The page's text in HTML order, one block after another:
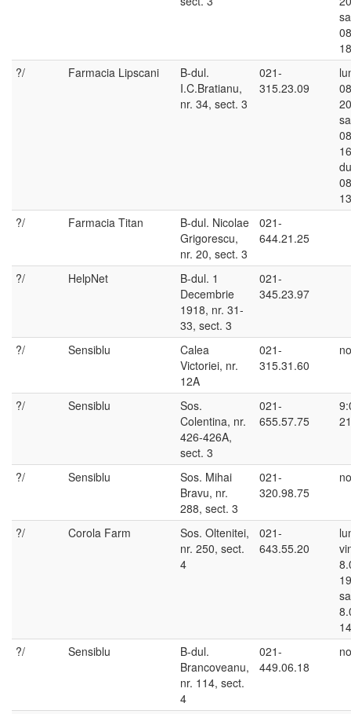
?/
Farmacia Lipscani
B-dul.
I.C.Bratianu,
nr. 34, sect. 3
021-
315.23.09
?/
Farmacia Titan
B-dul. Nicolae
Grigorescu,
nr. 20, sect. 3
021-
644.21.25
?/ HelpNet
B-dul. 1
Decembrie
1918, nr. 31-
33, sect. 3
021-
345.23.97
?/ Sensiblu
Calea
Victoriei, nr.
12A
021-
315.31.60
?/ Sensiblu
Sos.
Colentina, nr.
426-426A,
sect. 3
021-
655.57.75
?/ Sensiblu
Sos. Mihai
Bravu, nr.
288, sect. 3
021-
320.98.75
?/ Corola Farm
Sos. Oltenitei,
nr. 250, sect.
4
021-
643.55.20
?/
Sensiblu
B-dul.
Brancoveanu,
nr. 114, sect.
4
021-
449.06.18